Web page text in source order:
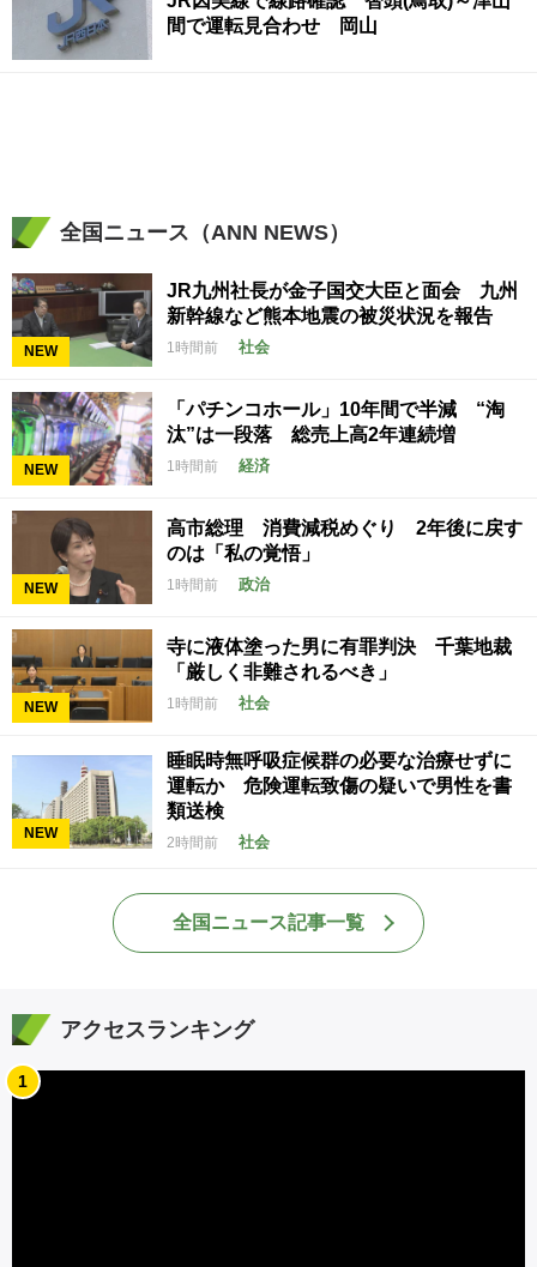
間で運転見合わせ 岡山
全国ニュース（ANN NEWS）
NEW
JR九州社長が金子国交大臣と面会 九州
新幹線など熊本地震の被災状況を報告
1時間前 社会
NEW
「パチンコホール」10年間で半減 “淘
汰”は一段落 総売上高2年連続増
1時間前 経済
NEW
高市総理 消費減税めぐり 2年後に戻す
のは「私の覚悟」
1時間前 政治
NEW
寺に液体塗った男に有罪判決 千葉地裁
「厳しく非難されるべき」
1時間前 社会
NEW
睡眠時無呼吸症候群の必要な治療せずに
運転か 危険運転致傷の疑いで男性を書
類送検
2時間前 社会
全国ニュース記事一覧
アクセスランキング
1